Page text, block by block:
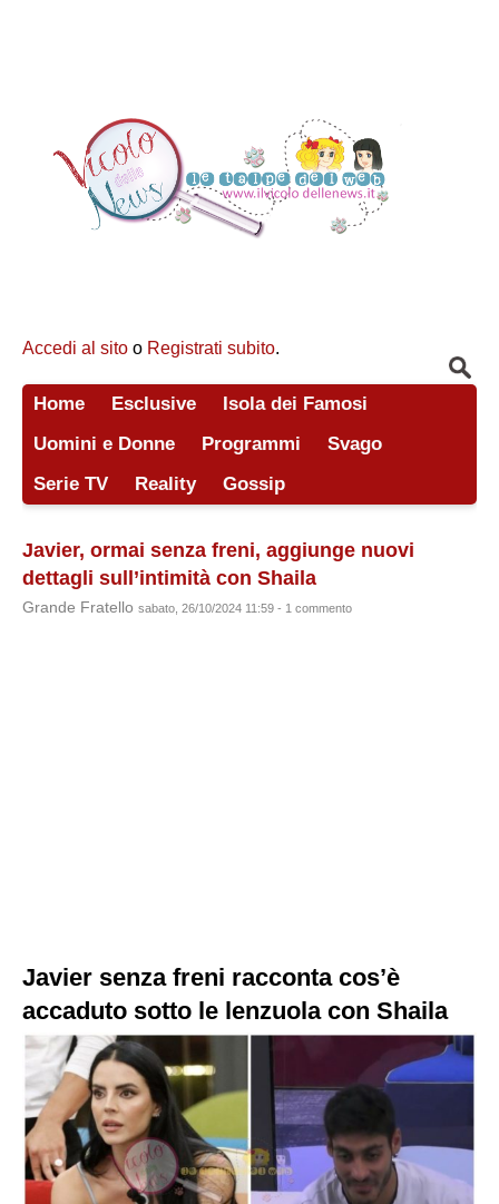
Accedi al sito o Registrati subito.
Home Esclusive
Isola dei Famosi
Uomini e Donne
Programmi
Svago
Serie TV
Reality Gossip
Javier, ormai senza freni, aggiunge nuovi
dettagli sull’intimità con Shaila
Grande Fratello sabato, 26/10/2024 11:59 - 1 commento
Javier senza freni racconta cos’è
accaduto sotto le lenzuola con Shaila